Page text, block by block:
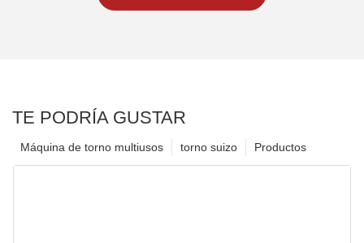
TE PODRÍA GUSTAR
Productos
torno suizo
Máquina de torno multiusos